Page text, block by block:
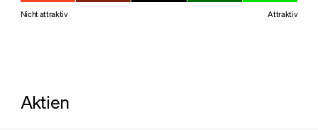
Nicht attraktiv Attraktiv
Aktien